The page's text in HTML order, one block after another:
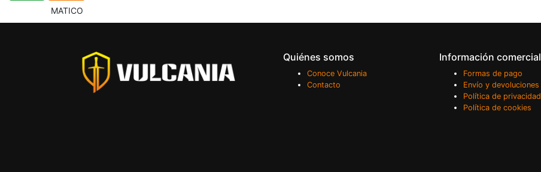
MATICO
Quiénes somos
Conoce Vulcania
Contacto
Información comercial
Formas de pago
Envío y devoluciones
Política de privacidad
Política de cookies